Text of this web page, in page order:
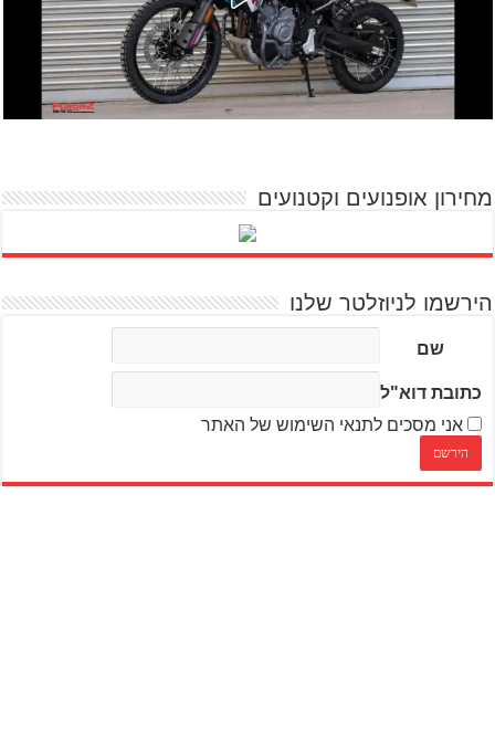
מחירון אופנועים וקטנועים
הירשמו לניוזלטר שלנו
שם
כתובת דוא"ל
אני מסכים לתנאי השימוש של האתר